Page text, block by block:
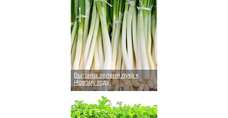
Выгонка зелени лука к
Новому году